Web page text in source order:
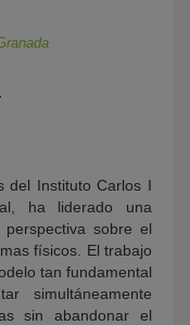
del Instituto Carlos I
ha liderado una
sobre el
físicos. El trabajo
tan fundamental
simultáneamente
sin abandonar el